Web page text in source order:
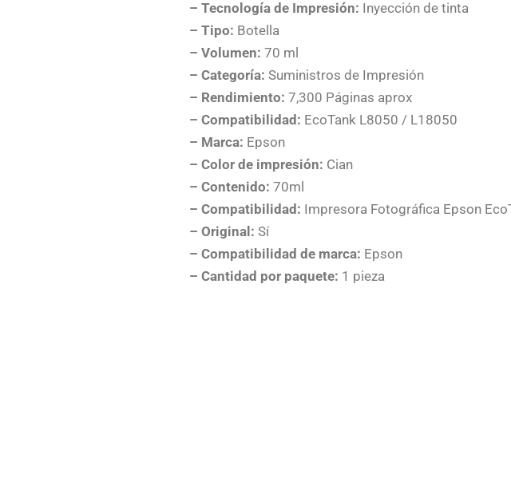
– Tecnología de Impresión: Inyección de tinta
– Tipo: Botella
– Volumen: 70 ml
– Categoría: Suministros de Impresión
– Rendimiento: 7,300 Páginas aprox
– Compatibilidad: EcoTank L8050 / L18050
– Marca: Epson
– Color de impresión: Cian
– Contenido: 70ml
– Compatibilidad: Impresora Fotográfica Epson
– Original: Sí
– Compatibilidad de marca: Epson
– Cantidad por paquete: 1 pieza